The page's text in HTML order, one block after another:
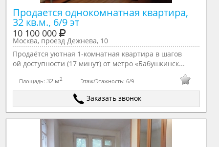
Продается однокомнатная квартира,
32 кв.м., 6/9 эт
10 100 000
Москва, проезд Дежнева, 10
Продаётся уютная 1‑комнатная квартира в шагов
ой доступности (17 минут) от метро «Бабушкинск...
Площадь:32 м2 Этаж/Этажность:6/9
Заказать звонок